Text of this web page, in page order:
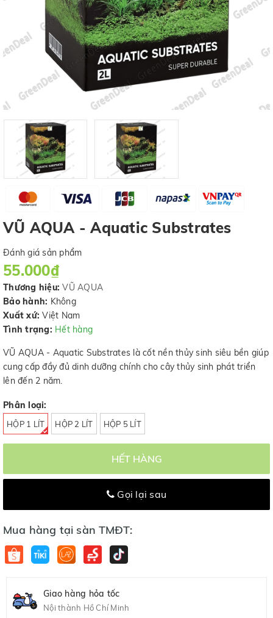
VŨ AQUA - Aquatic Substrates
Đánh giá sản phẩm
55.000₫
Thương hiệu: VŨ AQUA
Bảo hành: Không
Xuất xứ: Việt Nam
Tình trạng: Hết hàng
VŨ AQUA - Aquatic Substrates là cốt nền thủy sinh siêu bền giúp
cung cấp đầy đủ dinh dưỡng chính cho cây thủy sinh phát triển
lên đến 2 năm.
Phân loại:
HỘP 1 LÍT HỘP 2 LÍT HỘP 5 LÍT
HẾT HÀNG
Gọi lại sau
Mua hàng tại sàn TMĐT:
Giao hàng hỏa tốc
Nội thành Hồ Chí Minh